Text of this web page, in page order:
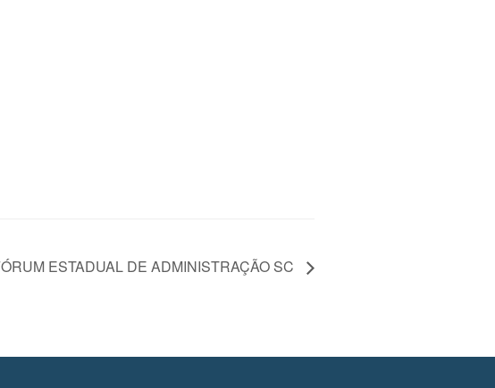
ESTADUAL DE ADMINISTRAÇÃO SC